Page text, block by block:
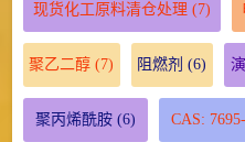
现货化工原料清仓处理 (7)
聚乙二醇 (7) 阻燃剂 (6)
聚丙烯酰胺(6) CAS: